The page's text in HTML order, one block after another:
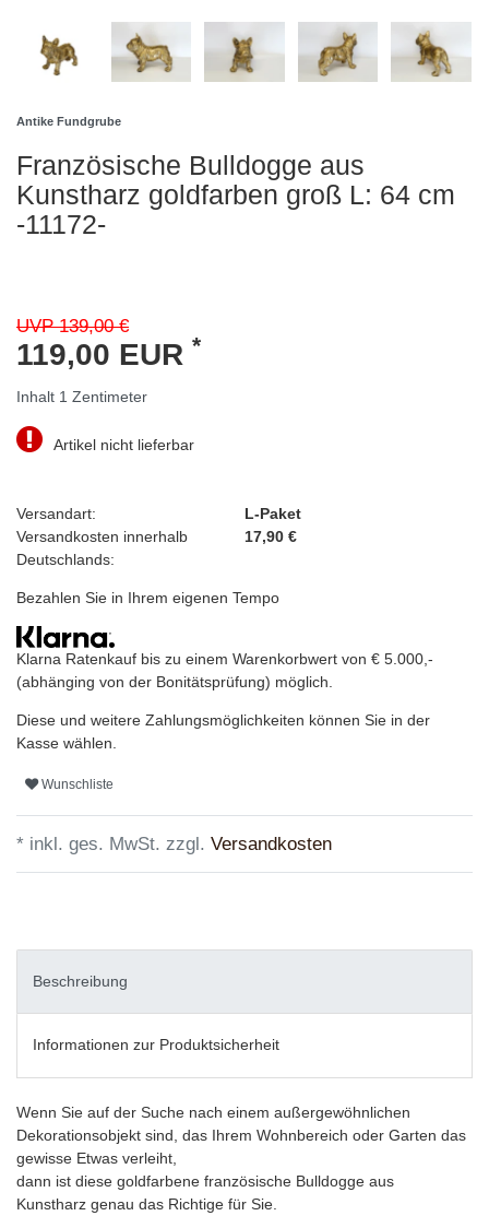
Antike Fundgrube
Französische Bulldogge aus
Kunstharz goldfarben groß L: 64 cm
-11172-
UVP 139,00 €
119,00 EUR *
Inhalt 1 Zentimeter
Artikel nicht lieferbar
Versandart:
L-Paket
Versandkosten innerhalb
Deutschlands:
17,90 €
Bezahlen Sie in Ihrem eigenen Tempo
Klarna Ratenkauf bis zu einem Warenkorbwert von € 5.000,-
(abhänging von der Bonitätsprüfung) möglich.
Diese und weitere Zahlungsmöglichkeiten können Sie in der
Kasse wählen.
Wunschliste
* inkl. ges. MwSt. zzgl. Versandkosten
Beschreibung
Informationen zur Produktsicherheit
Wenn Sie auf der Suche nach einem außergewöhnlichen
Dekorationsobjekt sind, das Ihrem Wohnbereich oder Garten das
gewisse Etwas verleiht,
dann ist diese goldfarbene französische Bulldogge aus
Kunstharz genau das Richtige für Sie.